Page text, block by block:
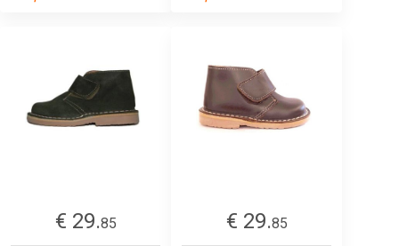
€ 29.85
€ 29.85